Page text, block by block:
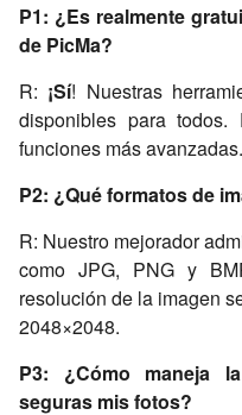
P1: ¿Es realmente
de PicMa?
R: ¡Sí! Nuestras
disponibles para
funciones más avanzadas.
P2: ¿Qué formatos de
R: Nuestro mejorador
como JPG, PNG y
resolución de la imagen
2048×2048.
P3: ¿Cómo maneja
seguras mis fotos?